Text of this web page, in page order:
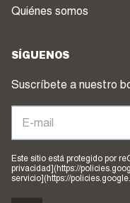
Quiénes somos
SÍGUENOS
Suscríbete a nuestro
Este sitio está protegido por
privacidad](https://
servicio](https://